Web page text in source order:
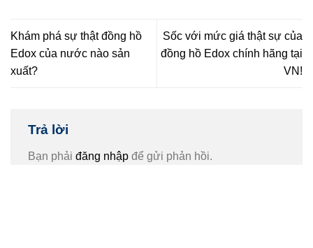
Khám phá sự thật đồng hồ
Edox của nước nào sản
xuất?
Sốc với mức giá thật sự của
đồng hồ Edox chính hãng tại
VN!
Trả lời
Bạn phải đăng nhập để gửi phản hồi.